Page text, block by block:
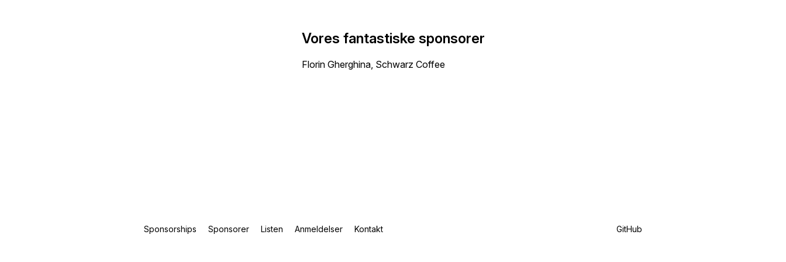
Vores fantastiske sponsorer
Florin Gherghina, Schwarz Coffee
Sponsorships Sponsorer Listen Anmeldelser Kontakt GitHub